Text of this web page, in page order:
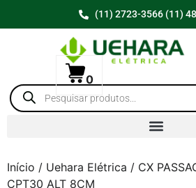
(11) 2723-3566 (11)
0
Início / Uehara Elétrica / CX
CPT30 ALT 8CM